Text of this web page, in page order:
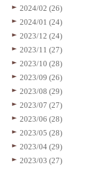
2024/02 (26)
2024/01 (24)
2023/12 (24)
2023/11 (27)
2023/10 (28)
2023/09 (26)
2023/08 (29)
2023/07 (27)
2023/06 (28)
2023/05 (28)
2023/04 (29)
2023/03 (27)